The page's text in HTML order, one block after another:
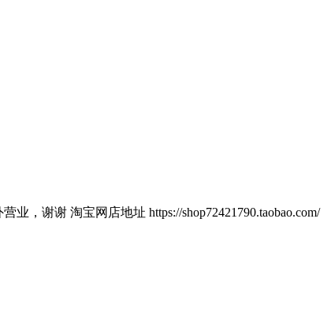
业，谢谢 淘宝网店地址 https://shop72421790.taobao.com/